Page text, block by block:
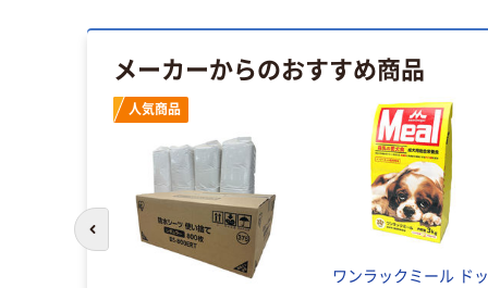
メーカーからのおすすめ商品
人気商品
ワンラックミール ドッ
前のスライドへ